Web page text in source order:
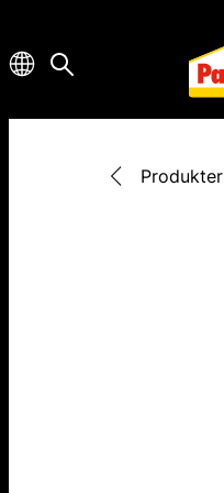
Produkter